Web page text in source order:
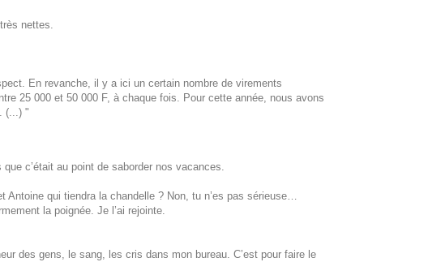
nettes.
En revanche, il y a ici un certain nombre de virements
25 000 et 50 000 F, à chaque fois. Pour cette année, nous avons
(...) "
c’était au point de saborder nos vacances.
qui tiendra la chandelle ? Non, tu n’es pas sérieuse…
la poignée. Je l’ai rejointe.
des gens, le sang, les cris dans mon bureau. C’est pour faire le